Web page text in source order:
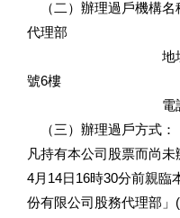
（二）辦理過戶機構名
代理部
地址： 台北市
號6樓
電話：
（三）辦理過戶方式：
凡持有本公司股票而尚
4月14日16時30分前親臨
份有限公司股務代理部